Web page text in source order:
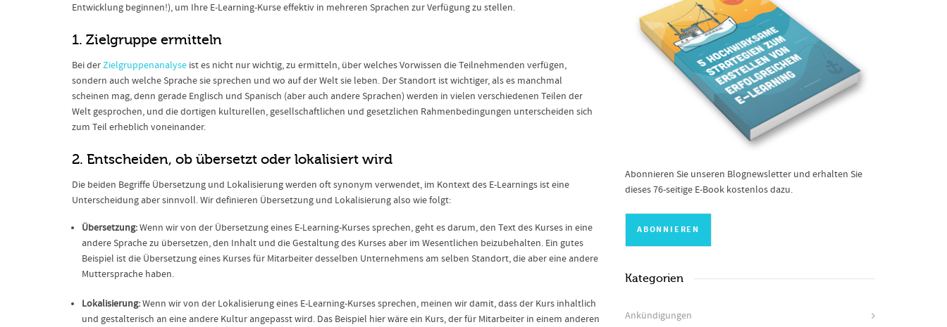
Entwicklung beginnen!), um Ihre E-Learning-Kurse effektiv in mehreren Sprachen zur Verfügung zu stellen.
1. Zielgruppe ermitteln
Bei derZielgruppenanalyse ist es nicht nur wichtig, zu ermitteln, über welches Vorwissen die Teilnehmenden verfügen,
sondern auch welche Sprache sie sprechen und wo auf der Welt sie leben. Der Standort ist wichtiger, als es manchmal
scheinen mag, denn gerade Englisch und Spanisch (aber auch andere Sprachen) werden in vielen verschiedenen Teilen der
Welt gesprochen, und die dortigen kulturellen, gesellschaftlichen und gesetzlichen Rahmenbedingungen unterscheiden sich
zum Teil erheblich voneinander.
2. Entscheiden, ob übersetzt oder lokalisiert wird
Die beiden Begriffe Übersetzung und Lokalisierung werden oft synonym verwendet, im Kontext des E-Learnings ist eine
Unterscheidung aber sinnvoll. Wir definieren Übersetzung und Lokalisierung also wie folgt:
Übersetzung:Wenn wir von der Übersetzung eines E-Learning-Kurses sprechen, geht es darum, den Text des Kurses in eine
andere Sprache zu übersetzen, den Inhalt und die Gestaltung des Kurses aber im Wesentlichen beizubehalten. Ein gutes
Beispiel ist die Übersetzung eines Kurses für Mitarbeiter desselben Unternehmens am selben Standort, die aber eine andere
Muttersprache haben.
Lokalisierung:Wenn wir von der Lokalisierung eines E-Learning-Kurses sprechen, meinen wir damit, dass der Kurs inhaltlich
und gestalterisch an eine andere Kultur angepasst wird. Das Beispiel hier wäre ein Kurs, der für Mitarbeiter in einem anderen
Abonnieren Sie unseren Blognewsletter und erhalten Sie
dieses 76-seitige E-Book kostenlos dazu.
Kategorien
Ankündigungen